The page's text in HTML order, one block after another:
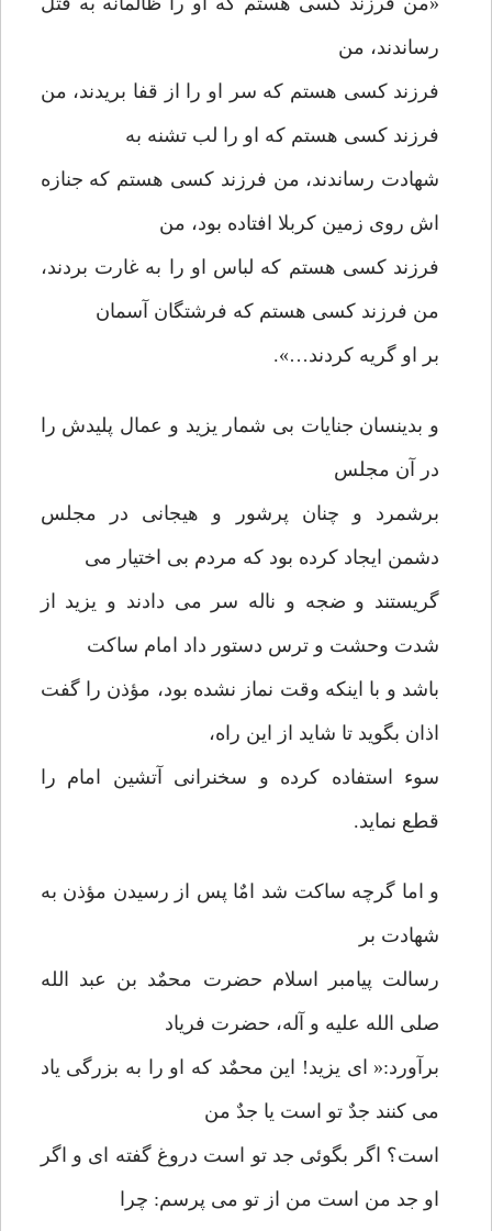
رساندند، من
فرزند کسی هستم که سر او را از قفا بریدند، من
فرزند کسی هستم که او را لب تشنه به
شهادت رساندند، من فرزند کسی هستم که جنازه
اش روی زمین کربلا افتاده بود، من
فرزند کسی هستم که لباس او را به غارت بردند،
من فرزند کسی هستم که فرشتگان آسمان
بر او گریه کردند…».
و بدینسان جنایات بی شمار یزید و عمال پلیدش را
در آن مجلس
برشمرد و چنان پرشور و هیجانی در مجلس
دشمن ایجاد کرده بود که مردم بی اختیار می
گریستند و ضجه و ناله سر می دادند و یزید از
شدت وحشت و ترس دستور داد امام ساکت
باشد و با اینکه وقت نماز نشده بود، مؤذن را گفت
اذان بگوید تا شاید از این راه،
سوء استفاده کرده و سخنرانی آتشین امام را
قطع نماید.
و اما گرچه ساکت شد امٌا پس از رسیدن مؤذن به
شهادت بر
رسالت پیامبر اسلام حضرت محمٌد بن عبد الله
صلی الله علیه و آله، حضرت فریاد
برآورد:« ای یزید! این محمٌد که او را به بزرگی یاد
می کنند جدٌ تو است یا جدٌ من
است؟ اگر بگوئی جد تو است دروغ گفته ای و اگر
او جد من است من از تو می پرسم: چرا